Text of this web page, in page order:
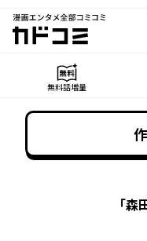
漫画エンタメ全部コミコ
カドコミ
無料話増量
「森